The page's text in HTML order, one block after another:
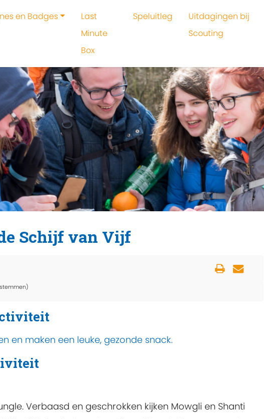
en Badges
Last
Minute
Box
Speluitleg
Uitdagingen bij
Scouting
Schijf van Vijf
en maken een leuke, gezonde snack.
Verbaasd en geschrokken kijken Mowgli en Shanti